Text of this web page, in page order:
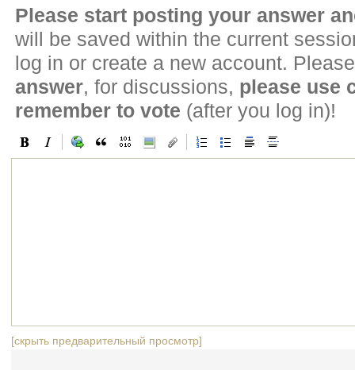
Please start posting your answer
will be saved within the current
log in or create a new account.
answer, for discussions, please use
remember to vote (after you log in)!
[скрыть предварительный просмотр]